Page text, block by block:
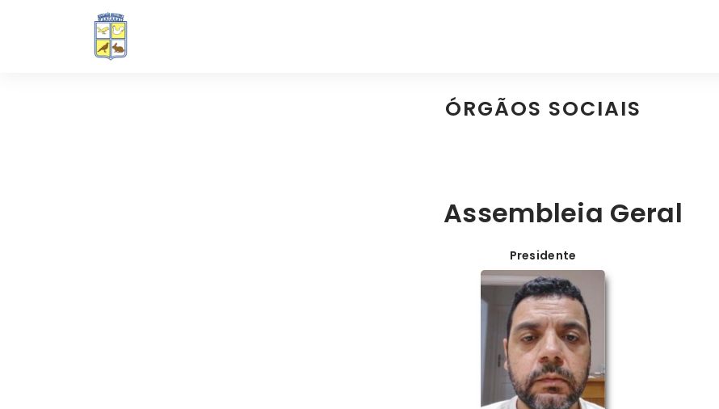
ÓRGÃOS SOCIAIS
Assembleia Geral
Presidente